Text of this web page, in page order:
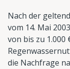
Nach der
vom 14. Mai
von bis zu
die Nachfrage